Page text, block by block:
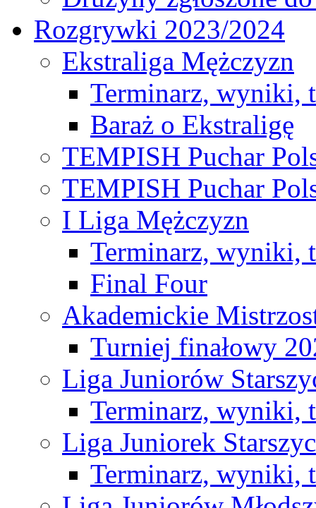
Rozgrywki 2023/2024
Ekstraliga Mężczyzn
Terminarz, wyniki,
Baraż o Ekstraligę
TEMPISH Puchar
TEMPISH Puchar
I Liga Mężczyzn
Terminarz, wyniki,
Final Four
Akademickie
Turniej finałowy
Liga Juniorów
Terminarz, wyniki,
Liga Juniorek
Terminarz, wyniki,